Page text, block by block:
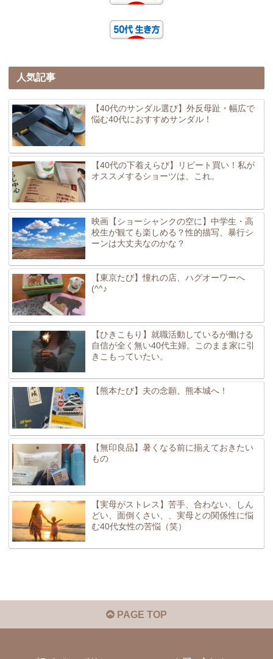
人気記事
【40代のサンダル選び】外反母趾・幅広で
悩む40代におすすめサンダル！
【40代の下着えらび】リピート買い！私が
オススメするショーツは、これ。
映画【ショーシャンクの空に】中学生・高
校生が観ても楽しめる？性的描写、暴行シ
ーンは大丈夫なのかな？
【東京たび】憧れの店、ハグオーワーへ
(^^♪
【ひきこもり】就職活動しているが働ける
自信が全く無い40代主婦。このまま家に引
きこもっていたい。
【熊本たび】夫の念願、熊本城へ！
【無印良品】暑くなる前に揃えておきたい
もの
【実母がストレス】苦手、合わない、しん
どい、面倒くさい、、実母との関係性に悩
む40代女性の苦悩（笑）
PAGE TOP